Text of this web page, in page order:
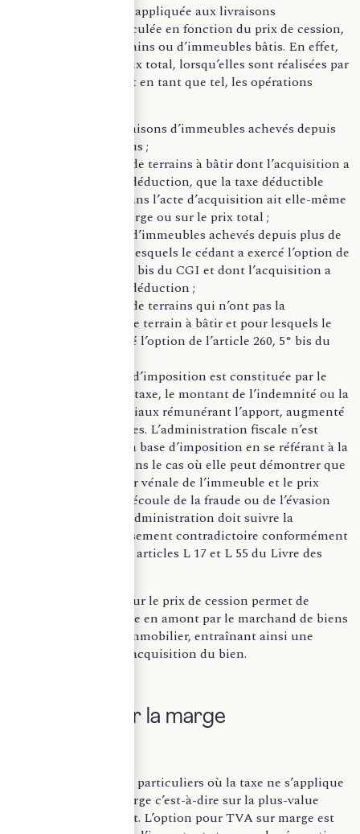
En principe, la TVA appliquée aux livraisons
d’immeubles est calculée en fonction du prix de cession,
qu’il s’agisse de terrains ou d’immeubles bâtis. En effet,
sont taxées sur le prix total, lorsqu’elles sont réalisées par
un assujetti agissant en tant que tel, les opérations
Toutes les livraisons d’immeubles achevés depuis
cinq ans au plus ;
Les livraisons de terrains à bâtir dont l’acquisition a
ouvert droit à déduction, que la taxe déductible
mentionnée dans l’acte d’acquisition ait elle-même
porté sur la marge ou sur le prix total ;
Les livraisons d’immeubles achevés depuis plus de
cinq ans pour lesquels le cédant a exercé l’option de
l’article 260, 5° bis du CGI et dont l’acquisition a
ouvert droit à déduction ;
Les livraisons de terrains qui n’ont pas la
qualification de terrain à bâtir et pour lesquels le
cédant a exercé l’option de l’article 260, 5° bis du
Dans ce cas, la base d’imposition est constituée par le
prix de cession hors taxe, le montant de l’indemnité ou la
valeur des droits sociaux rémunérant l’apport, augmenté
des charges afférentes. L’administration fiscale n’est
autorisée à ajuster la base d’imposition en se référant à la
valeur vénale que dans le cas où elle peut démontrer que
l’écart entre la valeur vénale de l’immeuble et le prix
stipulé dans l’acte découle de la fraude ou de l’évasion
fiscale. Pour cela, l’administration doit suivre la
procédure de redressement contradictoire conformément
aux dispositions des articles L 17 et L 55 du Livre des
Opter pour la TVA sur le prix de cession permet de
déduire la TVA payée en amont par le marchand de biens
sur le prix du bien immobilier, entraînant ainsi une
réduction du prix d’acquisition du bien.
II. Taxation sur la marge
Il existe certains cas particuliers où la taxe ne s’applique
seulement sur la marge c’est-à-dire sur la plus-value
réalisée par le cédant. L’option pour TVA sur marge est